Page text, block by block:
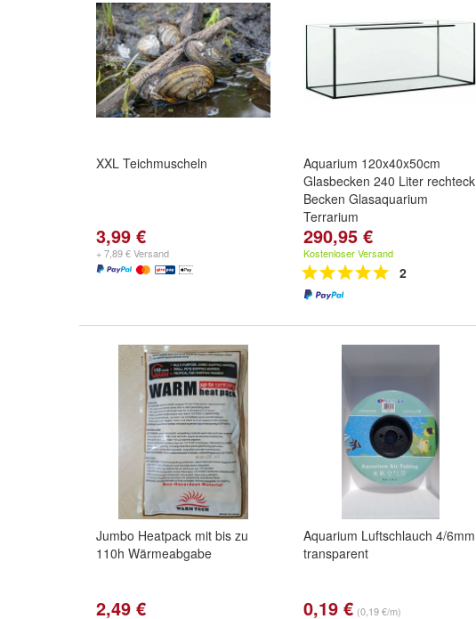
XXL Teichmuscheln
3,99 €
+ 7,89 € Versand
Aquarium 120x40x50cm
Glasbecken 240 Liter rechteck
Becken Glasaquarium
Terrarium
290,95 €
Kostenloser Versand
2
Jumbo Heatpack mit bis zu
110h Wärmeabgabe
2,49 €
Aquarium Luftschlauch 4/6mm
transparent
0,19 € (0,19 €/m)